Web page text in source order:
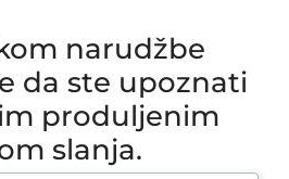
narudžbe
da ste upoznati
produljenim
slanja.